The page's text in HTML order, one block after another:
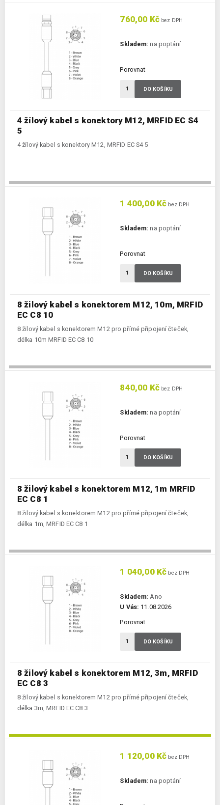
4 žílový kabel s konektory M12, MRFID EC S4
5
4 žílový kabel s konektory M12, MRFID EC S4 5
760,00 Kč bez DPH
Skladem: na poptání
Porovnat
DO KOŠÍKU
8 žilový kabel s konektorem M12, 10m, MRFID
EC C8 10
8 žilový kabel s konektorem M12 pro přímé připojení čteček,
délka 10m MRFID EC C8 10
1 400,00 Kč bez DPH
Skladem: na poptání
Porovnat
DO KOŠÍKU
8 žilový kabel s konektorem M12, 1m MRFID
EC C8 1
8 žilový kabel s konektorem M12 pro přímé připojení čteček,
délka 1m, MRFID EC C8 1
840,00 Kč bez DPH
Skladem: na poptání
Porovnat
DO KOŠÍKU
8 žilový kabel s konektorem M12, 3m, MRFID
EC C8 3
8 žilový kabel s konektorem M12 pro přímé připojení čteček,
délka 3m, MRFID EC C8 3
1 040,00 Kč bez DPH
Skladem: Ano
U Vás: 11.08.2026
Porovnat
DO KOŠÍKU
1 120,00 Kč bez DPH
Skladem: na poptání